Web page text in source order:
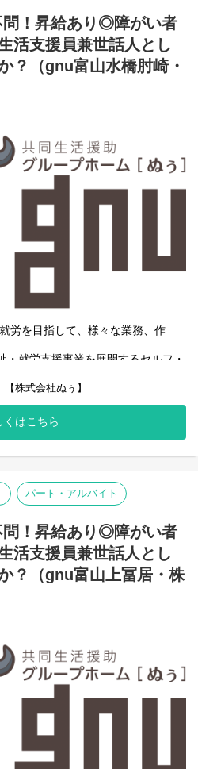
賃を目指すサービス。
ープホーム）】
据え、生活する力や困難を解決
るサービス。
がら、日常生活の困りごとをサポ
が送れるように支援していくのが
並びに提供
手伝いや共有スペースの掃除
ート
手
業
うな介助・介護の作業はありませ
！
問！昇給あり◎障がい者
活支援員兼世話人とし
？（gnu富山水橋肘崎・
労を目指して、様々な業務、作
就労支援事業を展開するセルフ・
ウハウとネットワークを活かし、
職場づくりに取り組んでいます。
ターンの事業所を全国に展開をさ
賃を目指すサービス。
ープホーム）】
据え、生活する力や困難を解決
るサービス。
サポートをお願いします。
ることがメインです！
ンするだけの調理となります。
いや共有スペース・トイレ掃除と
ョン
したり、確認するだけとなりま
き継いでいただいて大丈夫です。
株式会社ぬぅ】
くはこちら
パート・アルバイト
問！昇給あり◎障がい者
活支援員兼世話人とし
？（gnu富山上冨居・株